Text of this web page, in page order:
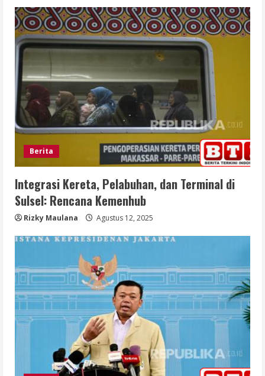
Berita
Integrasi Kereta, Pelabuhan, dan Terminal di
Sulsel: Rencana Kemenhub
Rizky Maulana Agustus 12, 2025